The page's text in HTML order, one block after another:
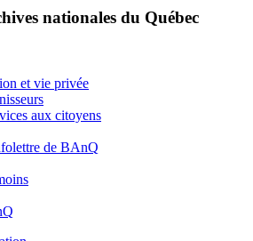
nationales du Québec
et vie privée
aux citoyens
de BAnQ